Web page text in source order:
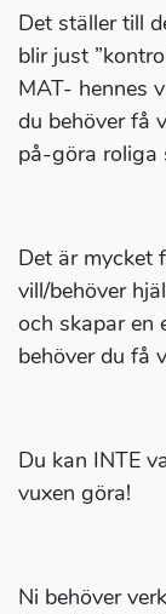
Det ställer till
blir just
MAT- hennes
du behöver få
på-göra roliga
Det är mycket
vill/behöver
och skapar en
behöver du få
Du kan INTE
vuxen göra!
Ni behöver